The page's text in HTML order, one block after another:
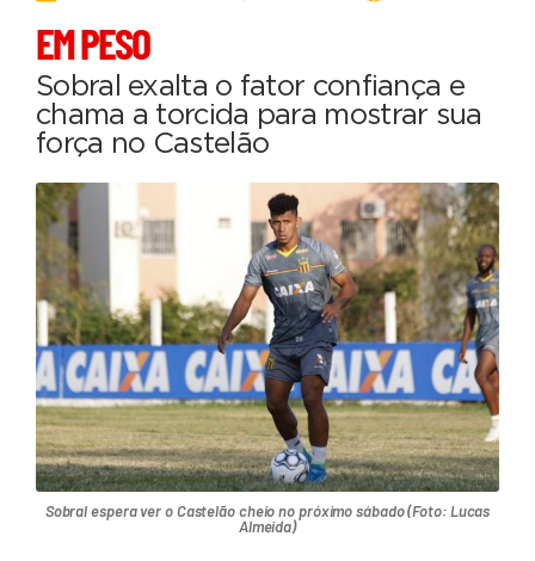
EM PESO
Sobral exalta o fator confiança e
chama a torcida para mostrar sua
força no Castelão
Sobral espera ver o Castelão cheio no próximo sábado (Foto: Lucas
Almeida)